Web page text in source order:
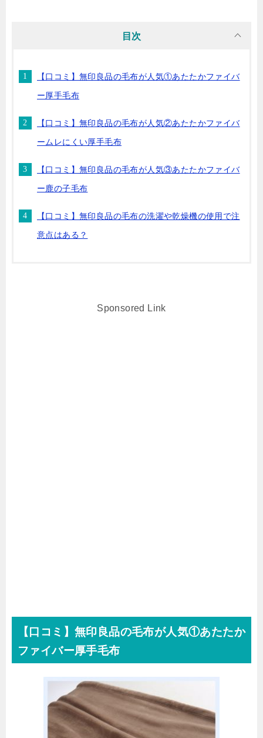
目次
【口コミ】無印良品の毛布が人気①あたたかファイバ
ー厚手毛布
【口コミ】無印良品の毛布が人気②あたたかファイバ
ームレにくい厚手毛布
【口コミ】無印良品の毛布が人気③あたたかファイバ
ー鹿の子毛布
【口コミ】無印良品の毛布の洗濯や乾燥機の使用で注
意点はある？
Sponsored Link
【口コミ】無印良品の毛布が人気①あたたか
ファイバー厚手毛布